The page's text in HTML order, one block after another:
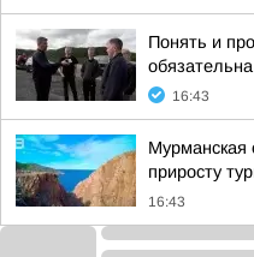
Понять и
обязательна
16:43
приросту
16:43